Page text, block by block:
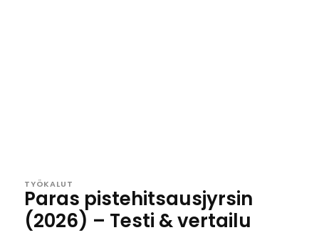
TYÖKALUT
Paras pistehitsausjyrsin
(2026) – Testi & vertailu